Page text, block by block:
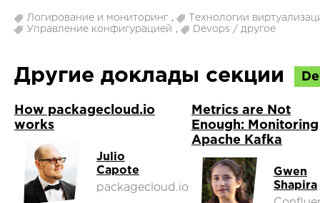
Логирование и мониторинг
Технологии
Управление конфигурацией
Devops / другое
Другие доклады секции
How packagecloud.io
works
Julio
Capote
packagecloud.io
Metrics are Not
Enough: Monitoring
Apache Kafka
Gwen
Shapira